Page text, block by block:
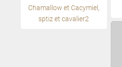
Chamallow et Cacymiel,
sptiz et cavalier2